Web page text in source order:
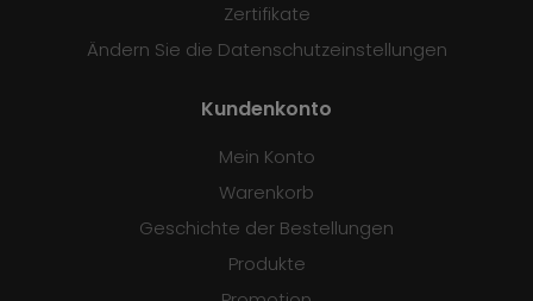
Zertifikate
Ändern Sie die Datenschutzeinstellungen
Kundenkonto
Mein Konto
Warenkorb
Geschichte der Bestellungen
Produkte